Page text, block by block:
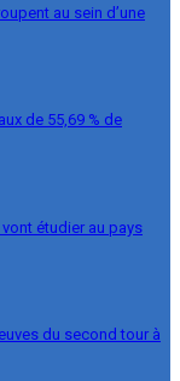
au sein d’une
de 55,69 % de
étudier au pays
du second tour à